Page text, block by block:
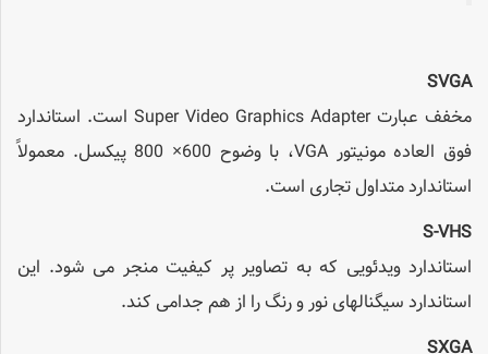
SVGA
مخفف عبارت Super Video Graphics Adapter است. استاندارد
فوق العاده مونیتور VGA، با وضوح 600× 800 پیکسل. معمولاً
استاندارد متداول تجاری است.
S-VHS
استاندارد ویدئویی که به تصاویر پر کیفیت منجر می شود. این
استاندارد سیگنالهای نور و رنگ را از هم جدامی کند.
SXGA